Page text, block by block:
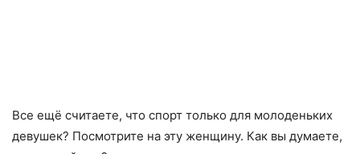
Все ещё считаете, что спорт только для молоденьких
девушек? Посмотрите на эту женщину. Как вы думаете,